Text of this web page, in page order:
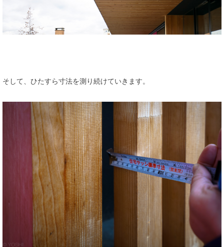
そして、ひたすら寸法を測り続けていきます。